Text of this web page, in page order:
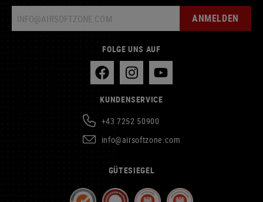
ANMELDEN
FOLGE UNS AUF
KUNDENSERVICE
+43 7252 50900
info@airsoftzone.com
GÜTESIEGEL